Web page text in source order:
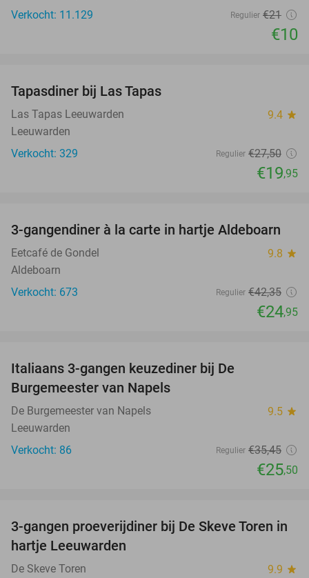
Verkocht: 11.129
Regulier €21
€10
Tapasdiner bij Las Tapas
Las Tapas Leeuwarden 9.4 star
Leeuwarden
Verkocht: 329
Regulier €27,50
€19,95
41%
3-gangendiner à la carte in hartje Aldeboarn
Eetcafé de Gondel 9.8 star
Aldeboarn
Verkocht: 673
Regulier €42,35
€24,95
Italiaans 3-gangen keuzediner bij De
Burgemeester van Napels
De Burgemeester van Napels 9.5 star
Leeuwarden
Verkocht: 86
Regulier €35,45
€25,50
45%
3-gangen proeverijdiner bij De Skeve Toren in
hartje Leeuwarden
De Skeve Toren 9.9 star